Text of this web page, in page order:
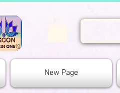
New Page